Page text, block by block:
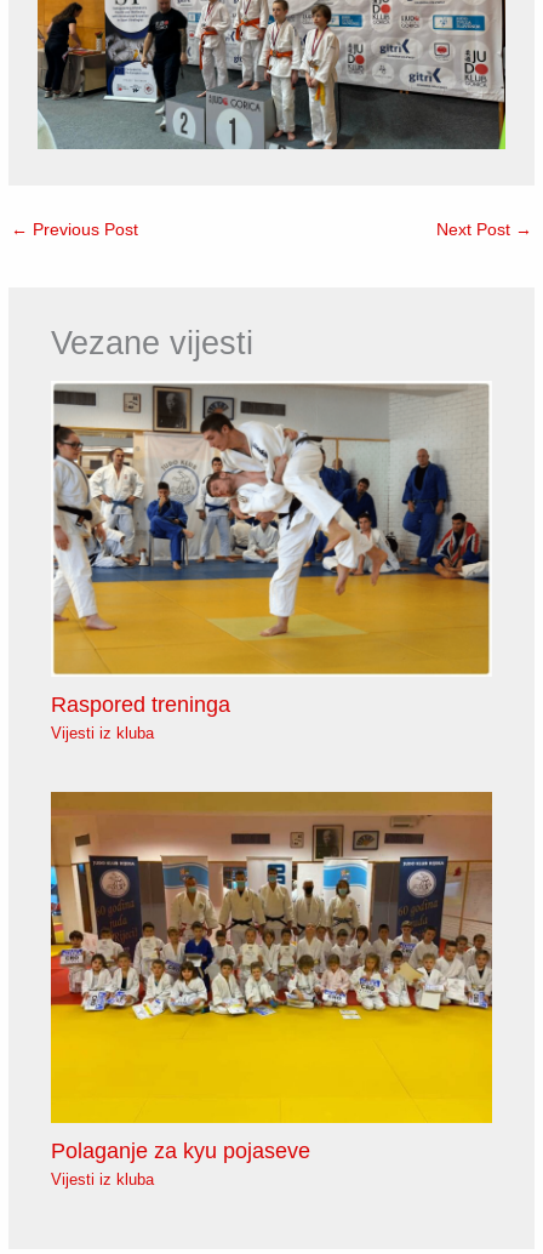
← Previous Post Next Post →
Vezane vijesti
Raspored treninga
Vijesti iz kluba
Polaganje za kyu pojaseve
Vijesti iz kluba